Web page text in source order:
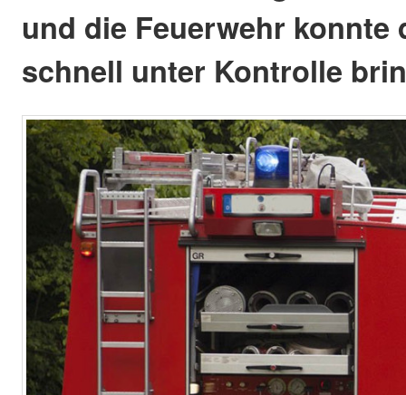
und die Feuerwehr konnte
schnell unter Kontrolle